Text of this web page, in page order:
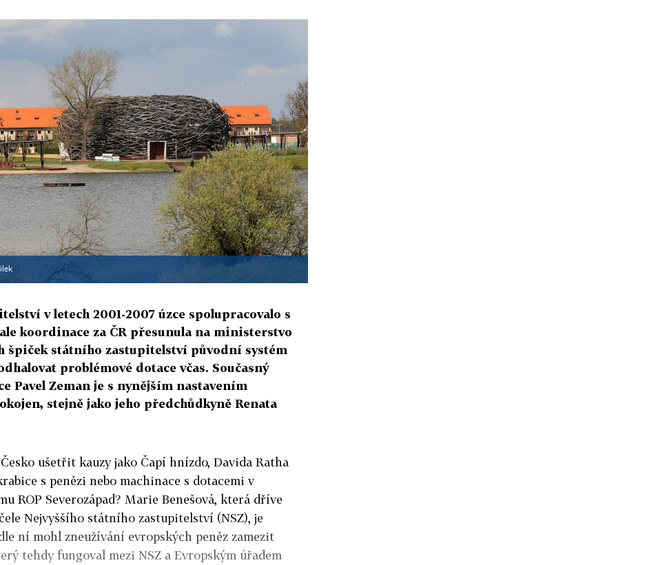
v letech 2001-2007 úzce spolupracovalo s
koordinace za ČR přesunula na ministerstvo
špiček státního zastupitelství původní systém
problémové dotace včas. Současný
Pavel Zeman je s nynějším nastavením
stejně jako jeho předchůdkyně Renata
ušetřit kauzy jako Čapí hnízdo, Davida Ratha
s penězi nebo machinace s dotacemi v
ROP Severozápad? Marie Benešová, která dříve
Nejvyššího státního zastupitelství (NSZ), je
ní mohl zneužívání evropských peněz zamezit
tehdy fungoval mezi NSZ a Evropským úřadem